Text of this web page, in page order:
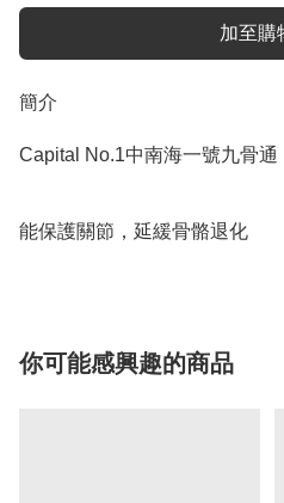
加至購
簡介
Capital No.1中南海一號九骨通
能保護關節，延緩骨骼退化
你可能感興趣的商品